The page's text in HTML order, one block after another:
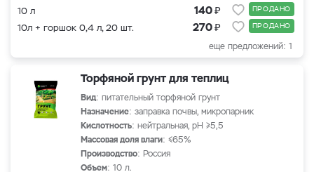
10 л 140₽ ПРОДАНО
10л + горшок 0,4 л, 20 шт. 270₽ ПРОДАНО
еще предложений: 1
Торфяной грунт для теплиц
Вид: питательный торфяной грунт
Назначение: заправка почвы, микропарник
Кислотность: нейтральная, рН ≥5,5
Массовая доля влаги: ≤65%
Производство: Россия
Объем: 10 л.